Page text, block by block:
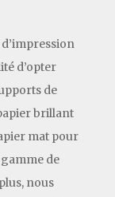
d’opter
de
brillant
mat pour
de
nous